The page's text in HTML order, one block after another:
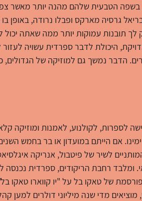
בשפה הטבעית שלהם מהנה יותר מאשר
גרסיה מארקס ופבלו נרודה, באופן
תובנות עמוקות יותר ממה שאתה
היכולת לדבר ספרדית עשויה לעזור
הדבר נמשך גם למוזיקה של הגדולים,
לספרות, לקולנוע, לאמנות ומוזיקה
אם הייתם במועדון או בר בחמש
לשיר של פיטבול, אנריקה
ומלבד רחבת הריקודים, ספרדית
מדי שנה מיליוני דולרים למען